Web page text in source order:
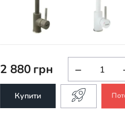
2 880грн −
Купити